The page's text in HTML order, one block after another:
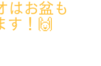
はお盆も
す！🙌